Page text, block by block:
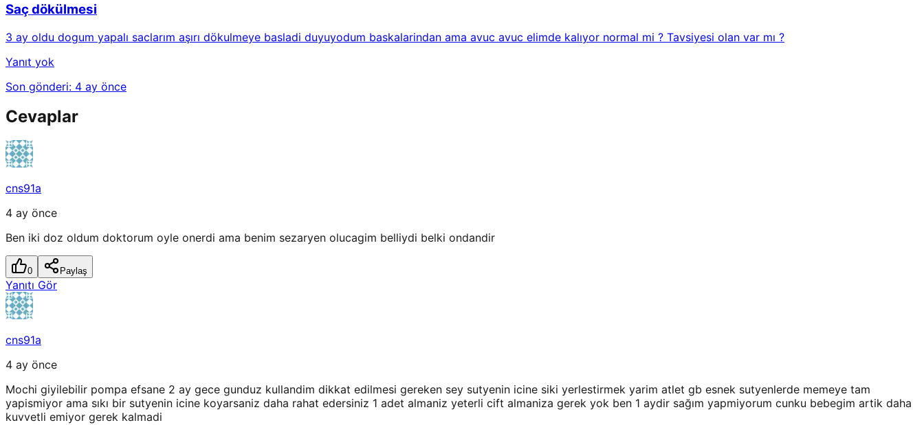
Saç dökülmesi
3 ay oldu dogum yapalı saclarım aşırı dökulmeye basladi duyuyodum baskalarindan ama avuc avuc elimde kalıyor normal mi ? Tavsiyesi olan var mı ?
Yanıt yok
Son gönderi: 4 ay önce
Cevaplar
cns91a
4 ay önce
Ben iki doz oldum doktorum oyle onerdi ama benim sezaryen olucagim belliydi belki ondandir
0 Paylaş
Yanıtı Gör
cns91a
4 ay önce
Mochi giyilebilir pompa efsane 2 ay gece gunduz kullandim dikkat edilmesi gereken sey sutyenin icine siki yerlestirmek yarim atlet gb esnek sutyenlerde memeye tam
yapismiyor ama sıkı bir sutyenin icine koyarsaniz daha rahat edersiniz 1 adet almaniz yeterli cift almaniza gerek yok ben 1 aydir sağım yapmiyorum cunku bebegim artik daha
kuvvetli emiyor gerek kalmadi